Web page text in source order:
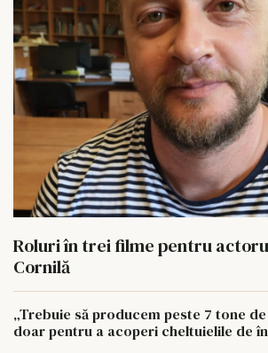
Roluri în trei filme pentru
Cornilă
„Trebuie să producem peste 7 tone
doar pentru a acoperi cheltuielile de